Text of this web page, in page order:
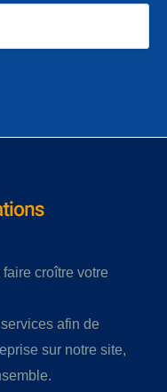
croître votre
afin de
sur notre site,